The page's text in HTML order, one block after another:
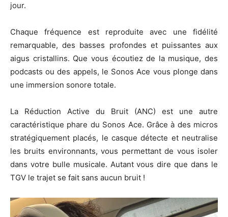
jour.
Chaque fréquence est reproduite avec une fidélité
remarquable, des basses profondes et puissantes aux
aigus cristallins. Que vous écoutiez de la musique, des
podcasts ou des appels, le Sonos Ace vous plonge dans
une immersion sonore totale.
La Réduction Active du Bruit (ANC) est une autre
caractéristique phare du Sonos Ace. Grâce à des micros
stratégiquement placés, le casque détecte et neutralise
les bruits environnants, vous permettant de vous isoler
dans votre bulle musicale. Autant vous dire que dans le
TGV le trajet se fait sans aucun bruit !